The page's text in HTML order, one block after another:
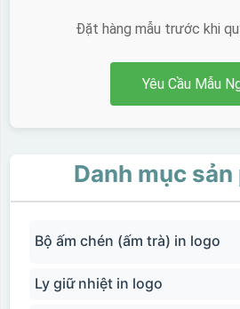
Đặt hàng mẫu trước khi
Yêu Cầu Mẫu
Danh mục sản
Bộ ấm chén (ấm trà) in logo
Ly giữ nhiệt in logo